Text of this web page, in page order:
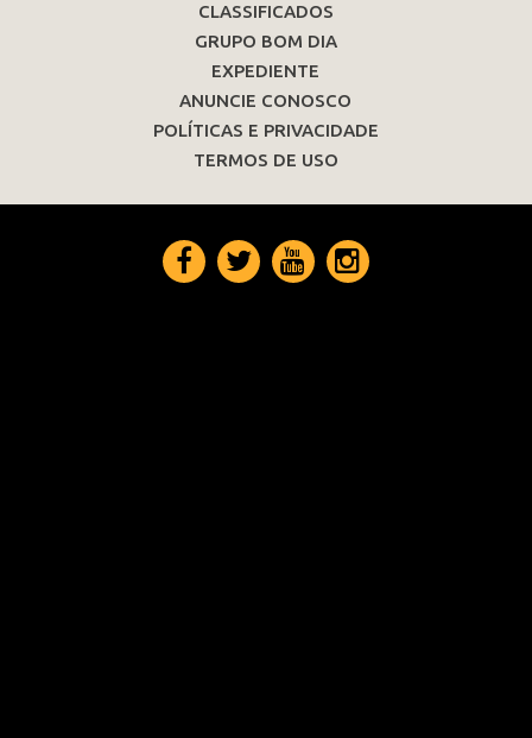
CLASSIFICADOS
GRUPO BOM DIA
EXPEDIENTE
ANUNCIE CONOSCO
POLÍTICAS E PRIVACIDADE
TERMOS DE USO